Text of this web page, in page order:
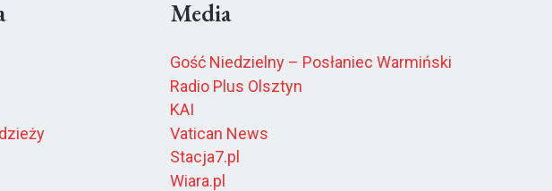
Media
Gość Niedzielny – Posłaniec Warmiński
Radio Plus Olsztyn
KAI
Vatican News
Stacja7.pl
Wiara.pl